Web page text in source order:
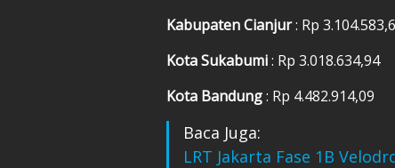
Kabupaten Cianjur: Rp
Kota Sukabumi: Rp 3.018.634,94
Kota Bandung: Rp 4.482.914,09
Baca Juga:
LRT Jakarta Fase 1B